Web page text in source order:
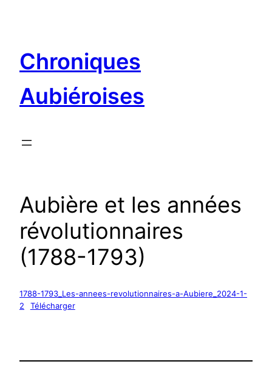
Chroniques
Aubiéroises
Aubière et les années
révolutionnaires
(1788-1793)
1788-1793_Les-annees-revolutionnaires-a-Aubiere_2024-1-
2
Télécharger